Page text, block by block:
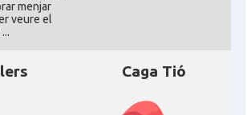
menjar
veure el
Caga Tió